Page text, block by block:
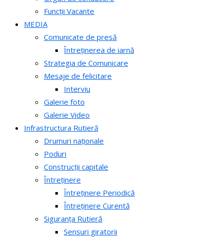
Funcții Vacante
MEDIA
Comunicate de presă
Întreținerea de iarnă
Strategia de Comunicare
Mesaje de felicitare
Interviu
Galerie foto
Galerie Video
Infrastructura Rutieră
Drumuri naționale
Poduri
Construcții capitale
Întreținere
Întreținere Periodică
Întreținere Curentă
Siguranța Rutieră
Sensuri giratorii